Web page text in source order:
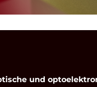
More
und